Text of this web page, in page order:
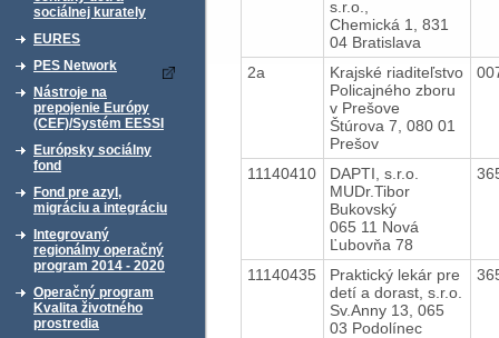
sociálnej kurately
EURES
PES Network
Nástroje na
prepojenie Európy
(CEF)/Systém EESSI
Európsky sociálny
fond
Fond pre azyl,
migráciu a integráciu
Integrovaný
regionálny operačný
program 2014 - 2020
Operačný program
Kvalita životného
prostredia
s.r.o.,
Chemická 1, 831
04 Bratislava
2a
Krajské riaditeľstvo
Policajného zboru
v Prešove
Štúrova 7, 080 01
Prešov
11140410
DAPTI, s.r.o.
MUDr.Tibor
Bukovský
065 11 Nová
Ľubovňa 78
11140435
Praktický lekár pre
detí a dorast, s.r.o.
Sv.Anny 13, 065
03 Podolínec